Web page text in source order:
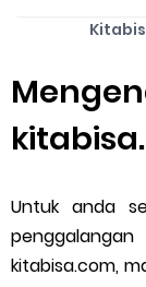
Untuk anda
kitabisa.com,